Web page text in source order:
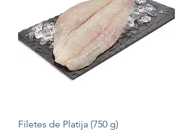
Filetes de Platija (750 g)